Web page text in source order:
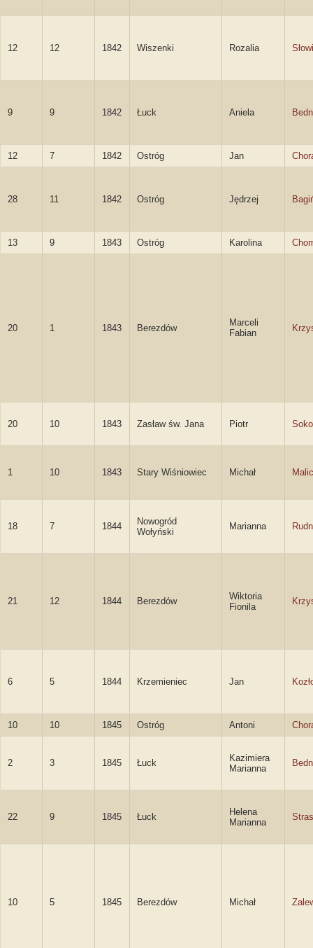
12 12 1842 Wiszenki Rozalia
9 9 1842 Łuck Aniela
12 7 1842 Ostróg Jan
28 11 1842 Ostróg Jędrzej
13 9 1843 Ostróg Karolina
20 1 1843 Berezdów
Marceli
Fabian
20 10 1843 Zasław św. Jana Piotr
1 10 1843 Stary Wiśniowiec Michał
18 7 1844
Nowogród
Wołyński
Marianna
21 12 1844 Berezdów
Wiktoria
Fionila
6 5 1844 Krzemieniec Jan
10 10 1845 Ostróg Antoni
2 3 1845 Łuck
Kazimiera
Marianna
22 9 1845 Łuck
Helena
Marianna
10 5 1845 Berezdów Michał